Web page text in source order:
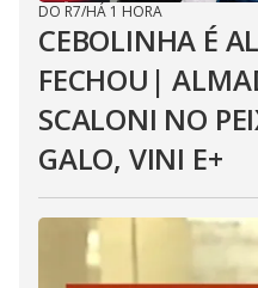
DO R7/HÁ 1 HORA
CEBOLINHA É
FECHOU|
SCALONI NO
GALO, VINI E+